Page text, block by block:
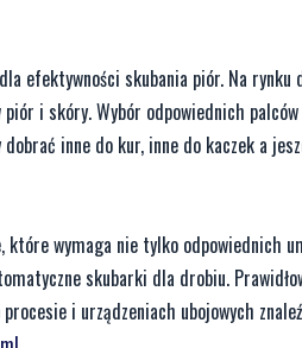
efektywności skubania piór. Na
i skóry. Wybór odpowiednich
inne do kur, inne do kaczek a
które wymaga nie tylko odpowiednich
skubarki dla drobiu.
i urządzeniach ubojowych